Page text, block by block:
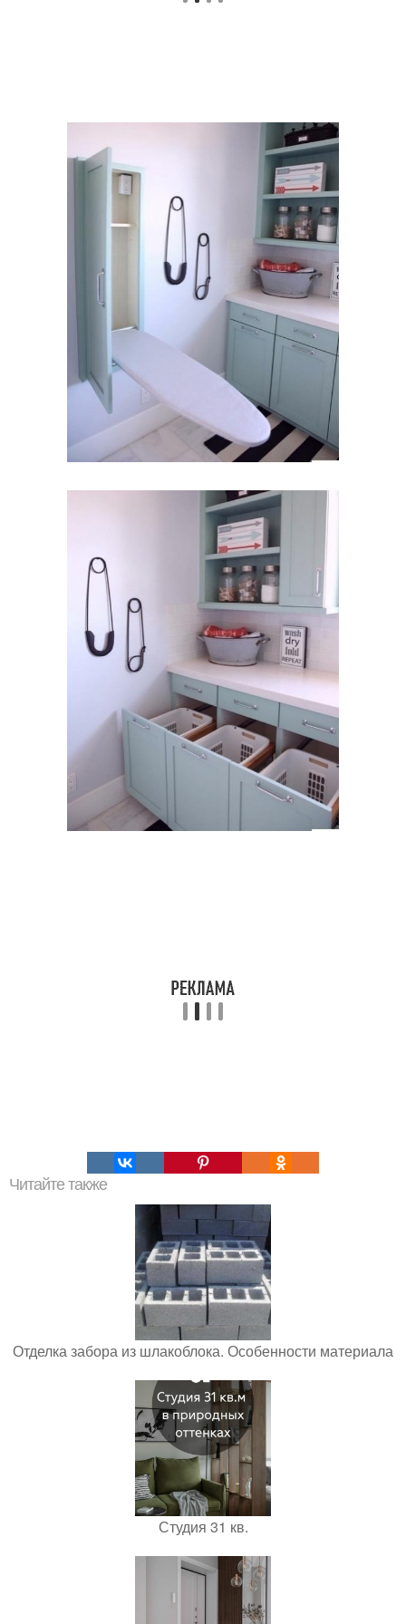
Читайте также
Отделка забора из шлакоблока. Особенности материала
Студия 31 кв.